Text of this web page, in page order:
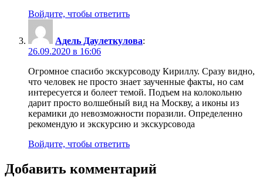
Войдите, чтобы ответить
Адель Даулеткулова:
26.09.2020 в 16:06
Огромное спасибо экскурсоводу Кириллу. Сразу видно,
что человек не просто знает заученные факты, но сам
интересуется и болеет темой. Подъем на колокольню
дарит просто волшебный вид на Москву, а иконы из
керамики до невозможности поразили. Определенно
рекомендую и экскурсию и экскурсовода
Войдите, чтобы ответить
Добавить комментарий